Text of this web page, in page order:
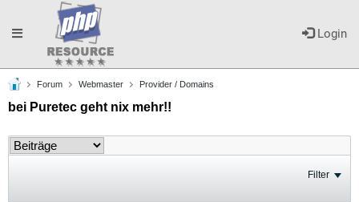
Login
Toggle
navigation
Forum Webmaster Provider / Domains
bei Puretec geht nix mehr!!
Filter